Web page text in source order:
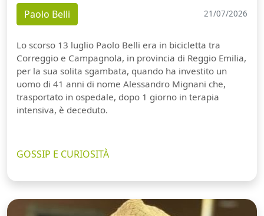
Paolo Belli 21/07/2026
Lo scorso 13 luglio Paolo Belli era in bicicletta tra
Correggio e Campagnola, in provincia di Reggio Emilia,
per la sua solita sgambata, quando ha investito un
uomo di 41 anni di nome Alessandro Mignani che,
trasportato in ospedale, dopo 1 giorno in terapia
intensiva, è deceduto.
GOSSIP E CURIOSITÀ